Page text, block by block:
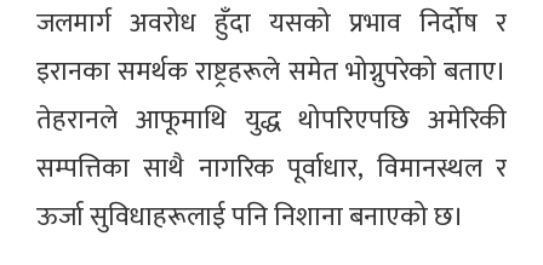
जलमार्ग अवरोध हुँदा यसको प्रभाव निर्दोष र
इरानका समर्थक राष्ट्रहरूले समेत भोग्नुपरेको बताए।
तेहरानले आफूमाथि युद्ध थोपरिएपछि अमेरिकी
सम्पत्तिका साथै नागरिक पूर्वाधार, विमानस्थल र
ऊर्जा सुविधाहरूलाई पनि निशाना बनाएको छ।